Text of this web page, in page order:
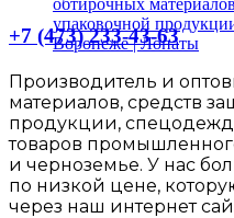
+7 (473) 233-43-63
Производитель и
материалов, средств
продукции,
товаров
и черноземье. У нас
по низкой цене,
через наш интернет